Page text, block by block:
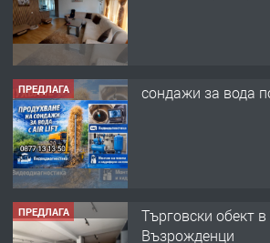
ПРЕДЛАГА
ПРЕДЛАГА